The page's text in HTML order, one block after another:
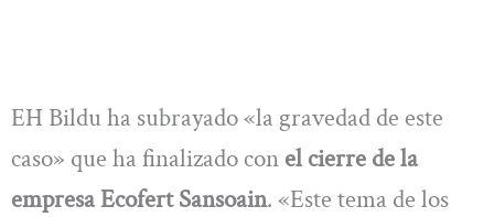
EH Bildu ha subrayado «la gravedad de este
caso» que ha finalizado con el cierre de la
empresa Ecofert Sansoain. «Este tema de los